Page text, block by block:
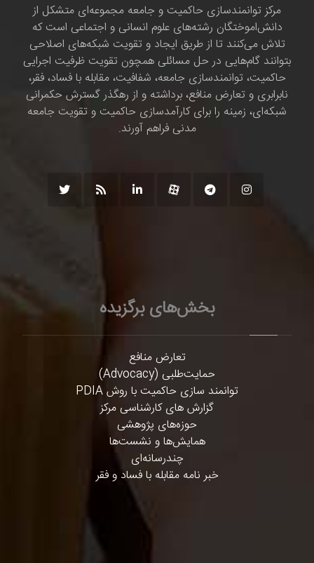
مرکز توانمندسازی حاکمیت و جامعه مجموعه‌ای متشکل از
دانش‌اموختگان رشته‌های علوم انسانی و اجتماعی است که
تلاش می‌کنند تا از طریق ایجاد و تقویت شبکه‌های اصلاحی
بتوانند گام‌هایی در حل مسائلی همچون تقویت ظرفیت اجرایی
حاکمیت، توانمندسازی جامعه، شفافیت، مقابله با فساد، فقر،
نابرابری و تعارض منافع، برداشته و از رهگذر گسترش حکمرانی
شبکه‌ای، زمینه را برای کارآمدسازی حاکمیت و تقویت جامعه
مدنی فراهم آورند.
بخش‌های برگزیده
تعارض منافع
حمایت‌طلبی (Advocacy)
توانمند سازی حاکمیت با روش PDIA
گزارش های کارشناسی مرکز
حوزه‌های پژوهشی
همایش‌ها و نشست‌ها
چندرسانه‌ای
خبر نامه مقابله با فساد و فقر